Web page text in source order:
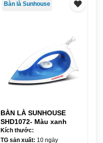
Bàn là Sunhouse
BÀN LÀ SUNHOUSE
SHD1072- Màu xanh
Kích thước:
TG sản xuất: 10 ngày